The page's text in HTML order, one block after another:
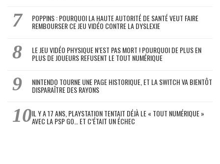
POPPINS : POURQUOI LA HAUTE AUTORITÉ DE SANTÉ VEUT FAIRE
REMBOURSER CE JEU VIDÉO CONTRE LA DYSLEXIE
LE JEU VIDÉO PHYSIQUE N’EST PAS MORT ! POURQUOI DE PLUS EN
PLUS DE JOUEURS REFUSENT LE TOUT NUMÉRIQUE
NINTENDO TOURNE UNE PAGE HISTORIQUE, ET LA SWITCH VA BIENTÔT
DISPARAÎTRE DES RAYONS
IL Y A 17 ANS, PLAYSTATION TENTAIT DÉJÀ LE « TOUT NUMÉRIQUE »
AVEC LA PSP GO… ET C’ÉTAIT UN ÉCHEC